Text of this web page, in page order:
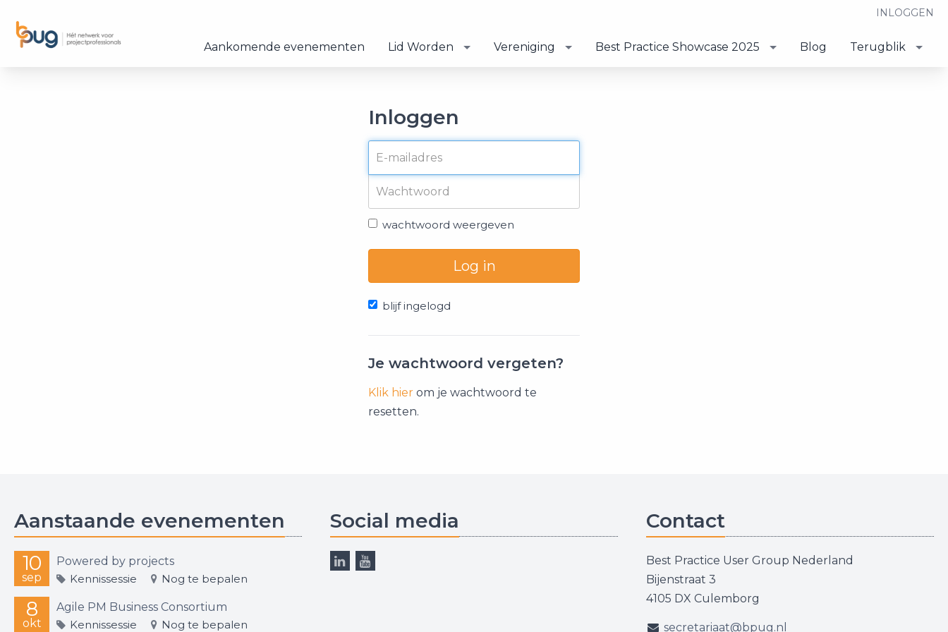
INLOGGEN
Aankomende evenementen Lid Worden Vereniging Best Practice Showcase 2025 Blog Terugblik
Inloggen
wachtwoord weergeven
Log in
blijf ingelogd
Je wachtwoord vergeten?
Klik hier om je wachtwoord te
resetten.
Aanstaande evenementen
10
sep
Powered by projects
Kennissessie
Nog te bepalen
8
okt
Agile PM Business Consortium
Kennissessie
Nog te bepalen
Social media Contact
Best Practice User Group Nederland
Bijenstraat 3
4105 DX Culemborg
secretariaat@bpug.nl